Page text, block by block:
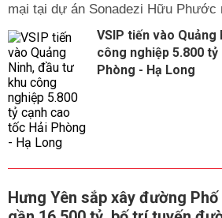
mại tại dự án Sonadezi Hữu Phước
VSIP tiến vào Quảng
công nghiệp 5.800
Phòng - Hạ Long
Hưng Yên sắp xây đường